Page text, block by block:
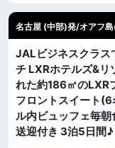
名古屋 (中部)発/オアフ
JALビジネスクラス
チ LXRホテルズ&リ
れた約186㎡のLXR
フロントスイート
ル内ビュッフェ毎
送迎付き 3泊5日間♪